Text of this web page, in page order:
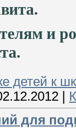
и
детей к
|
для